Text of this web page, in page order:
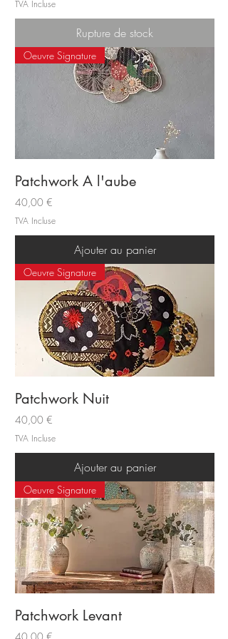
TVA Incluse
Rupture de stock
Oeuvre Signature
Patchwork A l'aube
Prix
40,00 €
TVA Incluse
Ajouter au panier
Oeuvre Signature
Patchwork Nuit
Prix
40,00 €
TVA Incluse
Ajouter au panier
Oeuvre Signature
Patchwork Levant
Prix